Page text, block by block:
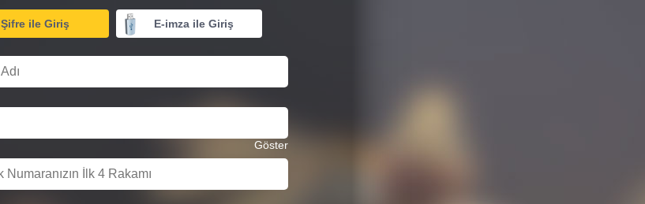
Şifre ile Giriş E-imza ile Giriş
Göster